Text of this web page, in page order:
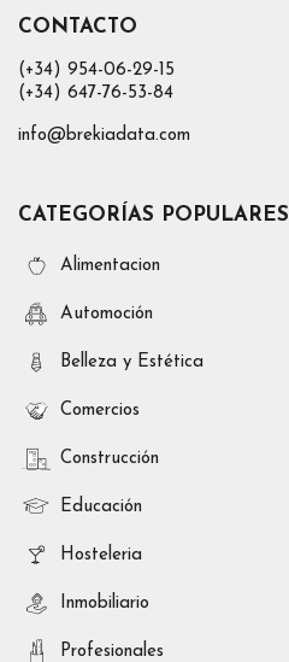
CONTACTO
(+34) 954-06-29-15
(+34) 647-76-53-84
info@brekiadata.com
CATEGORÍAS POPULARES
Alimentacion
Automoción
Belleza y Estética
Comercios
Construcción
Educación
Hosteleria
Inmobiliario
Profesionales